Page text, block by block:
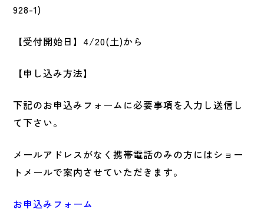
928-1)
【受付開始日】4/20(土)から
【申し込み方法】
下記のお申込みフォームに必要事項を入力し送信し
て下さい。
メールアドレスがなく携帯電話のみの方にはショー
トメールで案内させていただきます。
お申込みフォーム